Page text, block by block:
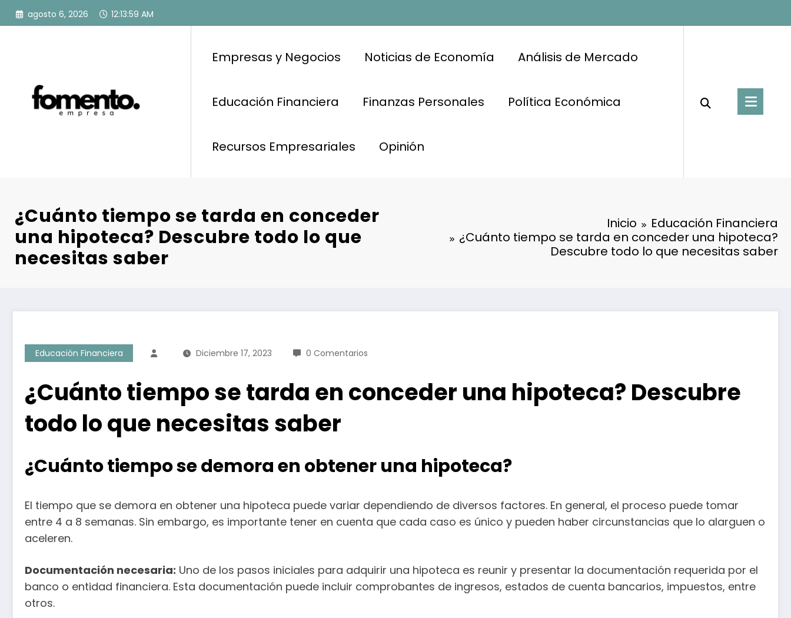
Saltar
agosto 6, 2026 12:14:00 AM
Empresas y Negocios Noticias de Economía Análisis de Mercado
Educación Financiera Finanzas Personales Política Económica
Recursos Empresariales Opinión
¿Cuánto tiempo se tarda en conceder
una hipoteca? Descubre todo lo que
necesitas saber
Inicio
Educación Financiera
¿Cuánto tiempo se tarda en conceder una hipoteca?
Descubre todo lo que necesitas saber
Educación Financiera Diciembre 17, 2023 0 Comentarios
¿Cuánto tiempo se tarda en conceder una hipoteca? Descubre
todo lo que necesitas saber
¿Cuánto tiempo se demora en obtener una hipoteca?
El tiempo que se demora en obtener una hipoteca puede variar dependiendo de diversos factores. En general, el proceso puede tomar
entre 4 a 8 semanas. Sin embargo, es importante tener en cuenta que cada caso es único y pueden haber circunstancias que lo alarguen o
aceleren.
Documentación necesaria: Uno de los pasos iniciales para adquirir una hipoteca es reunir y presentar la documentación requerida por el
banco o entidad financiera. Esta documentación puede incluir comprobantes de ingresos, estados de cuenta bancarios, impuestos, entre
otros.